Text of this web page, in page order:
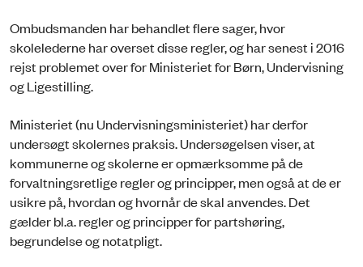
Ombudsmanden har behandlet flere sager, hvor
skolelederne har overset disse regler, og har senest i 2016
rejst problemet over for Ministeriet for Børn, Undervisning
og Ligestilling.
Ministeriet (nu Undervisningsministeriet) har derfor
undersøgt skolernes praksis. Undersøgelsen viser, at
kommunerne og skolerne er opmærksomme på de
forvaltningsretlige regler og principper, men også at de er
usikre på, hvordan og hvornår de skal anvendes. Det
gælder bl.a. regler og principper for partshøring,
begrundelse og notatpligt.